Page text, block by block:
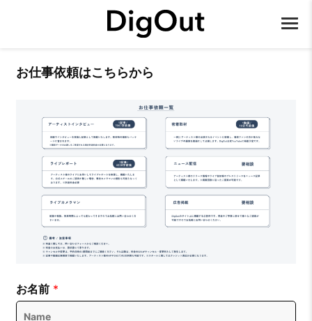
お仕事依頼はこちらから
お名前 *